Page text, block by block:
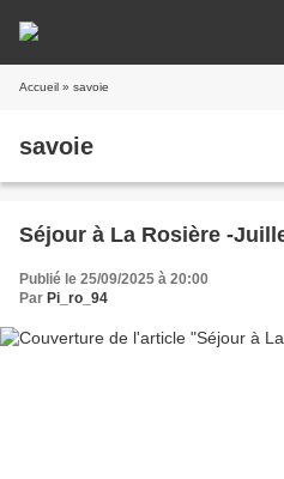
Accueil » savoie
savoie
Séjour à La Rosière -
Publié le 25/09/2025 à 20:00
Par Pi_ro_94